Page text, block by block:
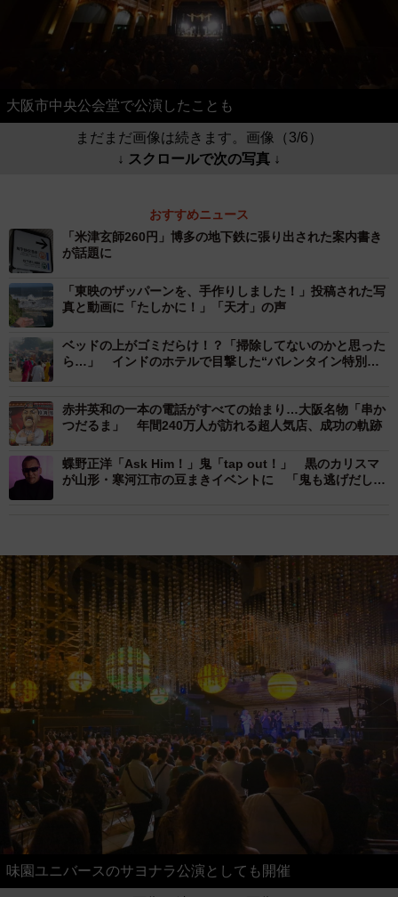
大阪市中央公会堂で公演したことも
まだまだ画像は続きます。画像（3/6）
↓ スクロールで次の写真 ↓
おすすめニュース
「米津玄師260円」博多の地下鉄に張り出された案内書き
が話題に
「東映のザッパーンを、手作りしました！」投稿された写
真と動画に「たしかに！」「天才」の声
ベッドの上がゴミだらけ！？「掃除してないのかと思った
ら…」 インドのホテルで目撃した“バレンタイン特別サ
赤井英和の一本の電話がすべての始まり…大阪名物「串か
つだるま」 年間240万人が訪れる超人気店、成功の軌跡
蝶野正洋「Ask Him！」鬼「tap out！」 黒のカリスマ
が山形・寒河江市の豆まきイベントに 「鬼も逃げだしそ
味園ユニバースのサヨナラ公演としても開催